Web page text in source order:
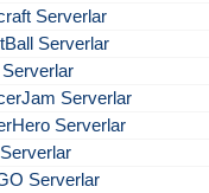
Serverlar
Serverlar
Serverlar
Serverlar
Serverlar